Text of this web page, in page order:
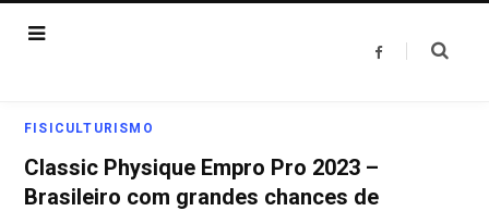
F
FISICULTURISMO
Classic Physique Empro Pro 2023 –
Brasileiro com grandes chances de